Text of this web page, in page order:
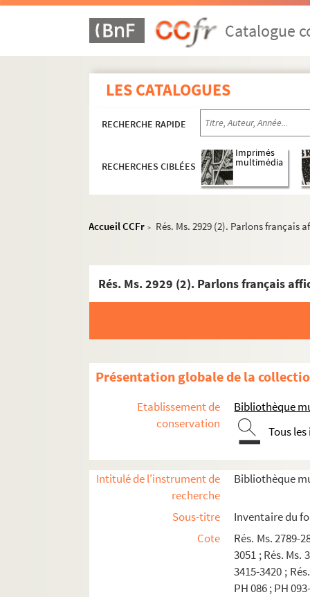
Catalogue
LES CATALOGUES
RECHERCHE RAPIDE
RECHERCHES CIBLÉES
Imprimés
multimédia
Accueil CCFr > Rés. Ms. 2929 (2). Parlons français
Rés. Ms. 2929 (2). Parlons français
Présentation globale de la
Etablissement de
conservation
Bibliothèque
Tous
Intitulé de l'instrument de
recherche
Bibliothèque
Sous-titre
Inventaire du
Cote
Rés. Ms. 2789-
3051 ; Rés. Ms.
3415-3420 ;
PH 086 ; PH